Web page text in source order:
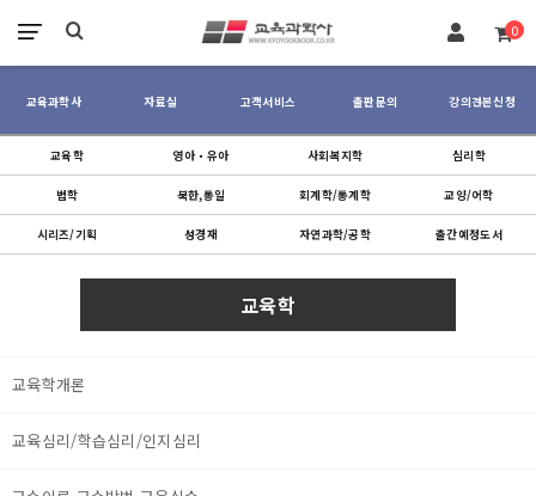
0
교육과학사 자료실 고객서비스 출판문의 강의견본신청
교육학 영아‧유아 사회복지학 심리학
법학 북한,통일 회계학/통계학 교양/어학
시리즈/기획 성경재 자연과학/공학 출간예정도서
교육학
교육학개론
교육심리/학습심리/인지심리